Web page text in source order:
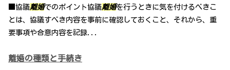
■協議離婚でのポイント協議離婚を行うときに気を付けるべきこ
とは、協議すべき内容を事前に確認しておくこと、それから、重
要事項や合意内容を記録...
離婚の種類と手続き